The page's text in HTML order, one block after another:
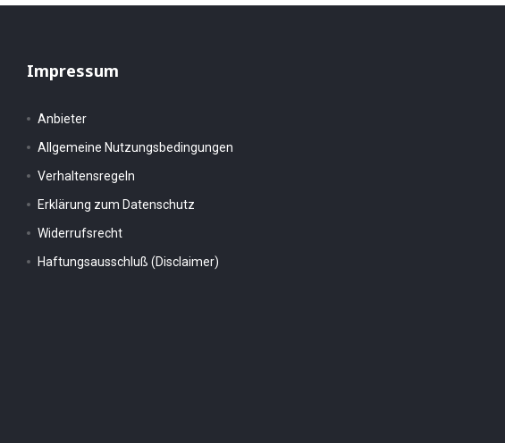
Impressum
Anbieter
Allgemeine Nutzungsbedingungen
Verhaltensregeln
Erklärung zum Datenschutz
Widerrufsrecht
Haftungsausschluß (Disclaimer)